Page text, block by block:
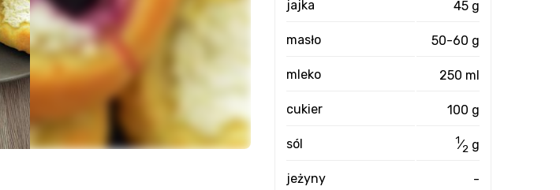
jajka 45 g
masło 50-60 g
mleko 250 ml
cukier 100 g
sól 1⁄2 g
jeżyny -